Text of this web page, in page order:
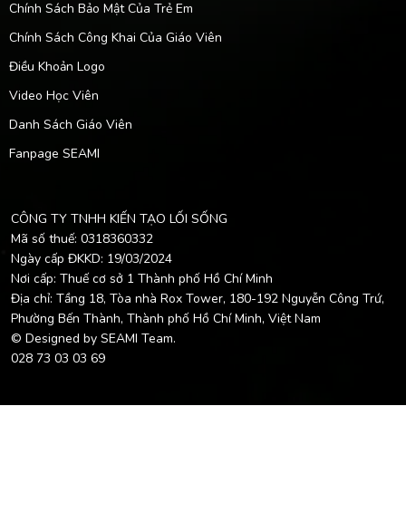
Chính Sách Bảo Mật Của Trẻ Em
Chính Sách Công Khai Của Giáo Viên
Điều Khoản Logo
Video Học Viên
Danh Sách Giáo Viên
Fanpage SEAMI
CÔNG TY TNHH KIẾN TẠO LỐI SỐNG
Mã số thuế: 0318360332
Ngày cấp ĐKKD: 19/03/2024
Nơi cấp: Thuế cơ sở 1 Thành phố Hồ Chí Minh
Địa chỉ: Tầng 18, Tòa nhà Rox Tower, 180-192 Nguyễn Công Trứ,
Phường Bến Thành, Thành phố Hồ Chí Minh, Việt Nam
© Designed by SEAMI Team.
028 73 03 03 69